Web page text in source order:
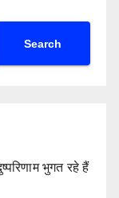
Search
भुगत रहे हैं